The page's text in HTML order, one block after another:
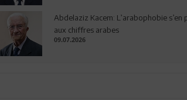
Abdelaziz Kacem: L’arabophobie s’en
aux chiffres arabes
09.07.2026